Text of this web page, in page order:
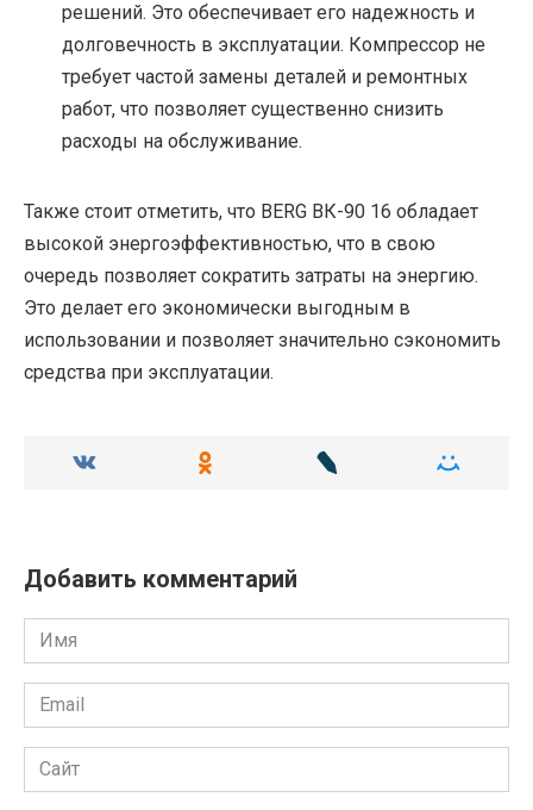
решений. Это обеспечивает его надежность и
долговечность в эксплуатации. Компрессор не
требует частой замены деталей и ремонтных
работ, что позволяет существенно снизить
расходы на обслуживание.
Также стоит отметить, что BERG ВК-90 16 обладает
высокой энергоэффективностью, что в свою
очередь позволяет сократить затраты на энергию.
Это делает его экономически выгодным в
использовании и позволяет значительно сэкономить
средства при эксплуатации.
Добавить комментарий
Имя
Email
Сайт